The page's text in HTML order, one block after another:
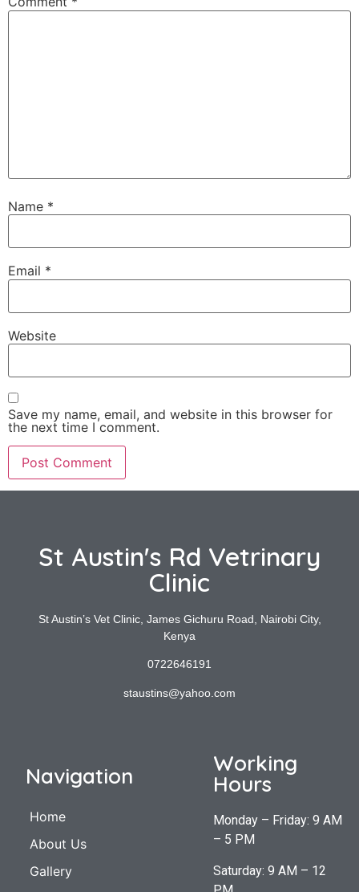
Name *
Email *
Website
Save my name, email, and website in this browser for
the next time I comment.
St Austin's Rd Vetrinary
Clinic
St Austin’s Vet Clinic, James Gichuru Road, Nairobi City,
Kenya
0722646191
staustins@yahoo.com
Navigation
Home
About Us
Gallery
Working
Hours
Monday – Friday: 9 AM
– 5 PM
Saturday: 9 AM – 12